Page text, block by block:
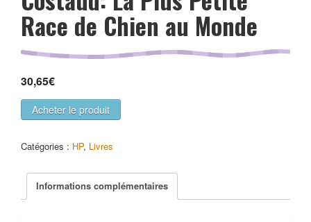
Race de Chien au Monde
30,65€
Acheter le produit
Catégories : HP, Livres
Informations complémentaires